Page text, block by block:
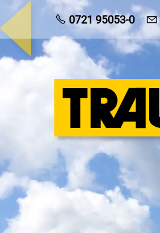
0721 95053-0